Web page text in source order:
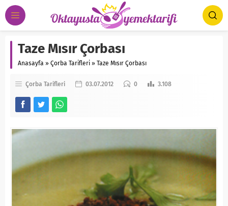
Taze Mısır Çorbası
Anasayfa » Çorba Tarifleri » Taze Mısır Çorbası
Çorba Tarifleri 03.07.2012 0 3.108